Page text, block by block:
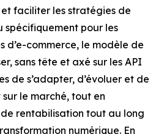
faciliter les stratégies de
spécifiquement pour les
d’e-commerce, le modèle de
sans tête et axé sur les API
de s’adapter, d’évoluer et de
le marché, tout en
rentabilisation tout au long
numérique. En